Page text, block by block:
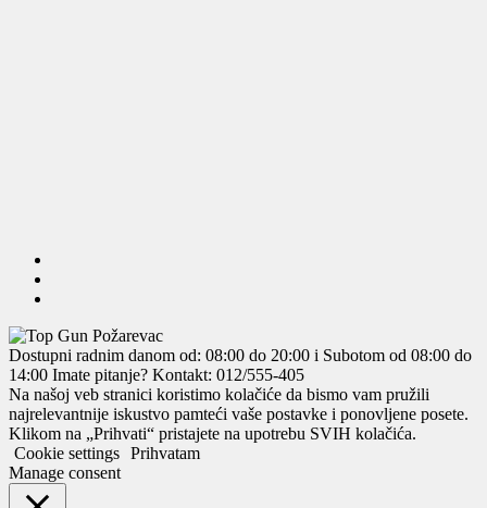
Dostupni radnim danom od: 08:00 do 20:00 i Subotom od 08:00 do
14:00 Imate pitanje? Kontakt: 012/555-405
Na našoj veb stranici koristimo kolačiće da bismo vam pružili
najrelevantnije iskustvo pamteći vaše postavke i ponovljene posete.
Klikom na „Prihvati“ pristajete na upotrebu SVIH kolačića.
Cookie settings Prihvatam
Manage consent